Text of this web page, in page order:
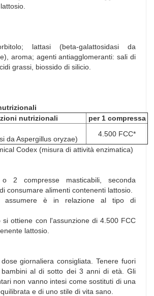
lattasi (beta-galattosidasi da
aroma; agenti antiagglomeranti: sali di
grassi, biossido di silicio.
nutrizionali
per 1 compressa
da Aspergillus oryzae)
4.500 FCC*
Codex (misura di attività enzimatica)
2 compresse masticabili, seconda
consumare alimenti contenenti lattosio.
assumere è in relazione al tipo di
si ottiene con l'assunzione di 4.500 FCC
lattosio.
giornaliera consigliata. Tenere fuori
al di sotto dei 3 anni di età. Gli
non vanno intesi come sostituti di una
e di uno stile di vita sano.